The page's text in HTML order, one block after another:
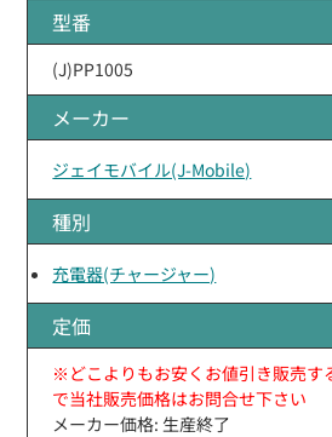
型番
(J)PP1005
メーカー
ジェイモバイル(J-Mobile)
種別
充電器(チャージャー)
定価
※どこよりもお安くお値引き販売す
で当社販売価格はお問合せ下さい
メーカー価格: 生産終了